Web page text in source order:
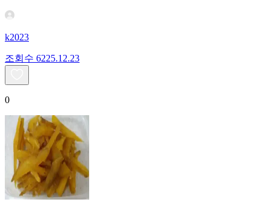
k2023
조회수 6225.12.23
0